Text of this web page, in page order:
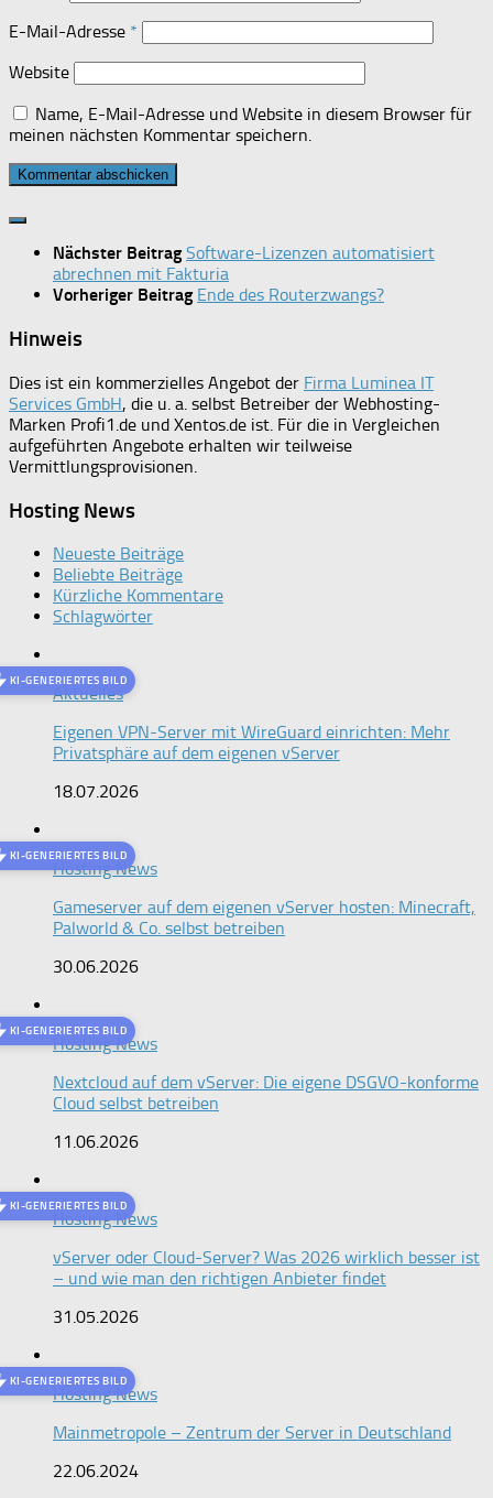
E-Mail-Adresse *
Website
Name, E-Mail-Adresse und Website in diesem Browser für
meinen nächsten Kommentar speichern.
Nächster Beitrag Software-Lizenzen automatisiert
abrechnen mit Fakturia
Vorheriger Beitrag Ende des Routerzwangs?
Hinweis
Dies ist ein kommerzielles Angebot der Firma Luminea IT
Services GmbH, die u. a. selbst Betreiber der Webhosting-
Marken Profi1.de und Xentos.de ist. Für die in Vergleichen
aufgeführten Angebote erhalten wir teilweise
Vermittlungsprovisionen.
Hosting News
Neueste Beiträge
Beliebte Beiträge
Kürzliche Kommentare
Schlagwörter
KI-GENERIERTES BILD
Aktuelles
Eigenen VPN-Server mit WireGuard einrichten: Mehr
Privatsphäre auf dem eigenen vServer
18.07.2026
KI-GENERIERTES BILD
Hosting News
Gameserver auf dem eigenen vServer hosten: Minecraft,
Palworld & Co. selbst betreiben
30.06.2026
KI-GENERIERTES BILD
Hosting News
Nextcloud auf dem vServer: Die eigene DSGVO-konforme
Cloud selbst betreiben
11.06.2026
KI-GENERIERTES BILD
Hosting News
vServer oder Cloud-Server? Was 2026 wirklich besser ist
– und wie man den richtigen Anbieter findet
31.05.2026
KI-GENERIERTES BILD
Hosting News
Mainmetropole – Zentrum der Server in Deutschland
22.06.2024